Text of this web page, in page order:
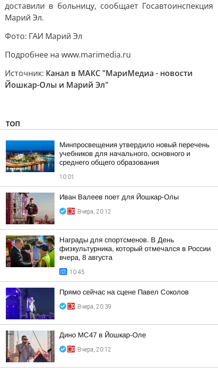
доставили в больницу, сообщает Госавтоинспекция
Марий Эл.
Фото: ГАИ Марий Эл
Подробнее на www.marimedia.ru
Источник: Канал в МАКС "МариМедиа - новости
Йошкар-Олы и Марий Эл"
ТОП
Минпросвещения утвердило новый перечень
учебников для начального, основного и
среднего общего образования
10:01
Иван Валеев поет для Йошкар-Олы
Вчера, 20:12
Награды для спортсменов. В День
физкультурника, который отмечался в России
вчера, 8 августа
10:45
Прямо сейчас на сцене Павел Соколов
Вчера, 20:39
Дино МС47 в Йошкар-Оле
Вчера, 20:12